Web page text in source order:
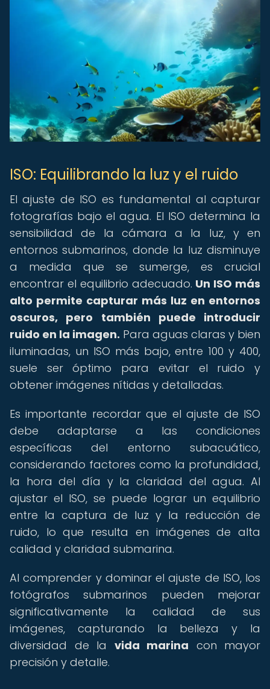
ISO: Equilibrando la luz y el ruido
El ajuste de ISO es fundamental al capturar
fotografías bajo el agua. El ISO determina la
sensibilidad de la cámara a la luz, y en
entornos submarinos, donde la luz disminuye
a medida que se sumerge, es crucial
encontrar el equilibrio adecuado. Un ISO más
alto permite capturar más luz en entornos
oscuros, pero también puede introducir
ruido en la imagen. Para aguas claras y bien
iluminadas, un ISO más bajo, entre 100 y 400,
suele ser óptimo para evitar el ruido y
obtener imágenes nítidas y detalladas.
Es importante recordar que el ajuste de ISO
debe adaptarse a las condiciones
específicas del entorno subacuático,
considerando factores como la profundidad,
la hora del día y la claridad del agua. Al
ajustar el ISO, se puede lograr un equilibrio
entre la captura de luz y la reducción de
ruido, lo que resulta en imágenes de alta
calidad y claridad submarina.
Al comprender y dominar el ajuste de ISO, los
fotógrafos submarinos pueden mejorar
significativamente la calidad de sus
imágenes, capturando la belleza y la
diversidad de la vida marina con mayor
precisión y detalle.